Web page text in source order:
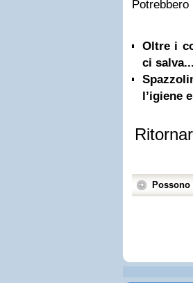
Oltre i
ci salva...
l’igiene